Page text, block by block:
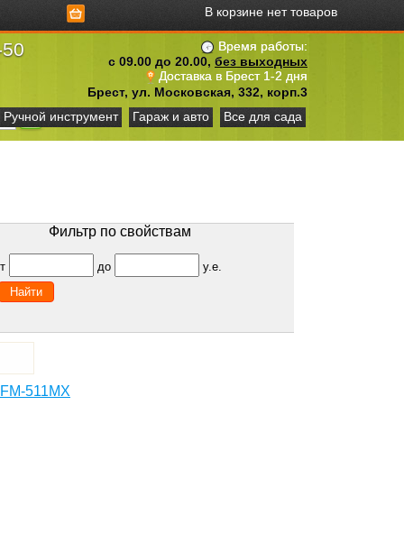
В корзине нет товаров
Время работы:
с 09.00 до 20.00, без выходных
Доставка в Брест 1-2 дня
Брест, ул. Московская, 332, корп.3
Ручной инструмент Гараж и авто Все для сада
Фильтр по свойствам
до у.е.
511MX